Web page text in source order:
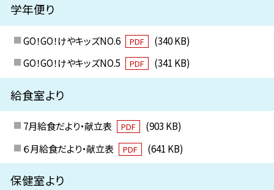
学年便り
GO！GO！けやキッズNO.6 PDF
(340 KB)
GO！GO！けやキッズNO.5
PDF (341 KB)
給食室より
7月給食だより・献立表 PDF
(903 KB)
６月給食だより・献立表
PDF (641 KB)
保健室より